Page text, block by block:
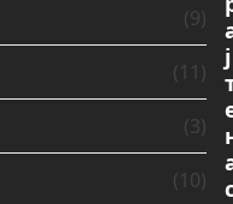
(9)
(11)
(3)
(10)
ј